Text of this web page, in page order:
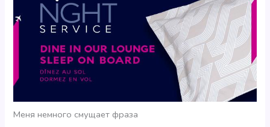
Меня немного смущает фраза